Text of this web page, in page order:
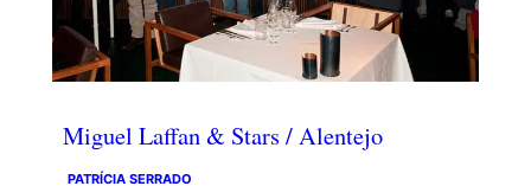
Miguel Laffan & Stars / Alentejo
PATRÍCIA SERRADO